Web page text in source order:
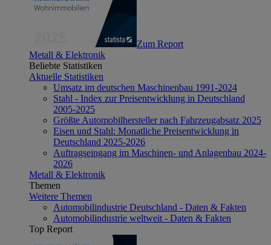
Zum Report
Metall & Elektronik
Beliebte Statistiken
Aktuelle Statistiken
Umsatz im deutschen Maschinenbau 1991-2024
Stahl - Index zur Preisentwicklung in Deutschland
2005-2025
Größte Automobilhersteller nach Fahrzeugabsatz 2025
Eisen und Stahl: Monatliche Preisentwicklung in
Deutschland 2025-2026
Auftragseingang im Maschinen- und Anlagenbau 2024-
2026
Metall & Elektronik
Themen
Weitere Themen
Automobilindustrie Deutschland - Daten & Fakten
Automobilindustrie weltweit - Daten & Fakten
Top Report